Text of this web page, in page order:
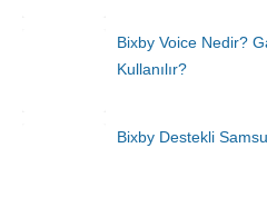
Bixby Voice Nedir?
Kullanılır?
Bixby Destekli